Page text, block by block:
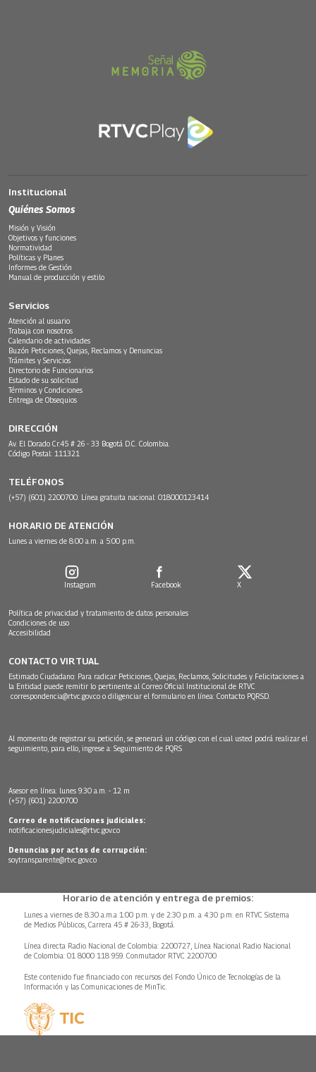
Institucional
Quiénes Somos
Misión y Visión
Objetivos y funciones
Normatividad
Políticas y Planes
Informes de Gestión
Manual de producción y estilo
Servicios
Atención al usuario
Trabaja con nosotros
Calendario de actividades
Buzón Peticiones, Quejas, Reclamos y Denuncias
Trámites y Servicios
Directorio de Funcionarios
Estado de su solicitud
Términos y Condiciones
Entrega de Obsequios
DIRECCIÓN
Av. El Dorado Cr.45 # 26 - 33 Bogotá D.C. Colombia.
Código Postal: 111321
TELÉFONOS
(+57) (601) 2200700. Línea gratuita nacional: 018000123414
HORARIO DE ATENCIÓN
Lunes a viernes de 8:00 a.m. a 5:00 p.m.
Instagram Facebook X
Política de privacidad y tratamiento de datos personales
Condiciones de uso
Accesibilidad
CONTACTO VIRTUAL
Estimado Ciudadano: Para radicar Peticiones, Quejas, Reclamos, Solicitudes y Felicitaciones a
la Entidad puede remitir lo pertinente al Correo Oficial Institucional de RTVC
correspondencia@rtvc.gov.co o diligenciar el formulario en línea: Contacto PQRSD.
Al momento de registrar su petición, se generará un código con el cual usted podrá realizar el
seguimiento, para ello, ingrese a: Seguimiento de PQRS
Asesor en línea: lunes 9:30 a.m. - 12 m
(+57) (601) 2200700
Correo de notificaciones judiciales:
notificacionesjudiciales@rtvc.gov.co
Denuncias por actos de corrupción:
soytransparente@rtvc.gov.co
Horario de atención y entrega de premios:
Lunes a viernes de 8:30 a.m.a 1:00 p.m. y de 2:30 p.m. a 4:30 p.m. en RTVC Sistema
de Medios Públicos, Carrera 45 # 26-33, Bogotá.
Línea directa Radio Nacional de Colombia: 2200727, Línea Nacional Radio Nacional
de Colombia: 01 8000 118 959. Conmutador RTVC 2200700
Este contenido fue financiado con recursos del Fondo Único de Tecnologías de la
Información y las Comunicaciones de MinTic.